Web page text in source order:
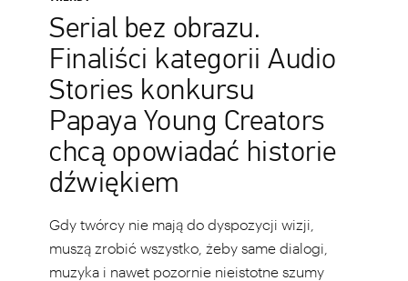
Serial bez obrazu.
Finaliści kategorii Audio
Stories konkursu
Papaya Young Creators
chcą opowiadać historie
dźwiękiem
Gdy twórcy nie mają do dyspozycji wizji,
muszą zrobić wszystko, żeby same dialogi,
muzyka i nawet pozornie nieistotne szumy